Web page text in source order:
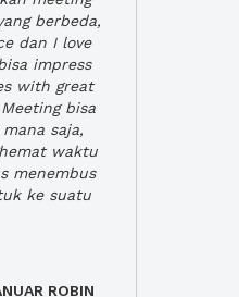
berbeda,
dan I love
impress
with great
bisa
saja,
waktu
menembus
ke suatu
ROBIN